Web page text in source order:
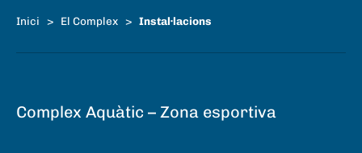
Inici > El Complex > Instal·lacions
Complex Aquàtic – Zona esportiva